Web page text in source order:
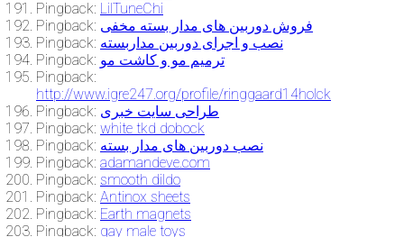
Pingback: LilTuneChi
Pingback: فروش دوربین های مدار بسته مخفی
Pingback: نصب و اجرای دوربین مداربسته
Pingback: ترمیم مو و کاشت مو
Pingback:
http://www.igre247.org/profile/ringgaard14holck
Pingback: طراحی سایت خبری
Pingback: white tkd dobock
Pingback: نصب دوربین های مدار بسته
Pingback: adamandeve.com
Pingback: smooth dildo
Pingback: Antinox sheets
Pingback: Earth magnets
Pingback: gay male toys